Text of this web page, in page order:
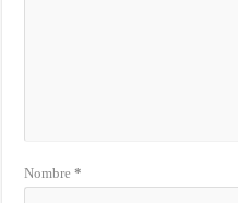
Nombre*